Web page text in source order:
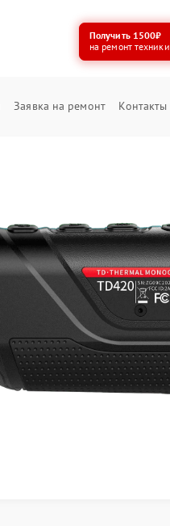
Получить 1500₽
на ремонт техники
Заявка на ремонт Контакты